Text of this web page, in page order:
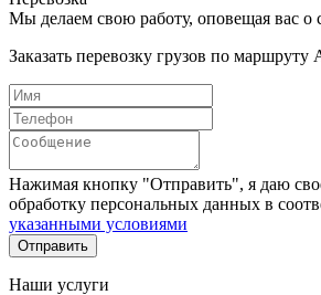
Мы делаем свою работу, оповещая вас о
Заказать перевозку грузов по маршруту
Нажимая кнопку "Отправить", я даю
обработку персональных данных в
указанными условиями
Отправить
Наши услуги